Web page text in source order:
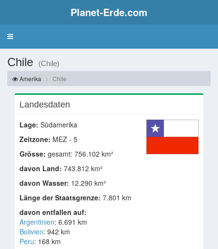
Planet-Erde.com
Chile
(Chile)
Amerika
Chile
Landesdaten
Lage: Südamerika
Zeitzone: MEZ - 5
Grösse: gesamt: 756.102 km²
davon Land: 743.812 km²
davon Wasser: 12.290 km²
Länge der Staatsgrenze: 7.801 km
davon entfallen auf:
Argentinien: 6.691 km
Bolivien: 942 km
Peru: 168 km